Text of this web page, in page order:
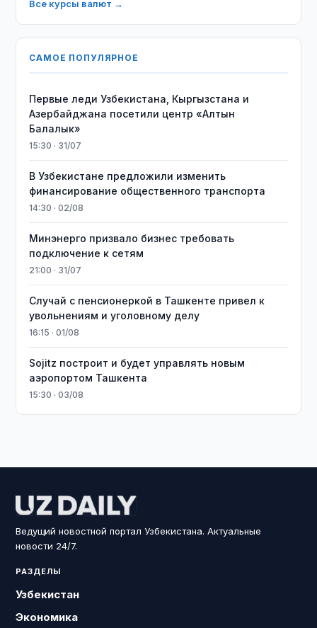
Все курсы валют →
САМОЕ ПОПУЛЯРНОЕ
Первые леди Узбекистана, Кыргызстана и
Азербайджана посетили центр «Алтын
Балалык»
15:30 · 31/07
В Узбекистане предложили изменить
финансирование общественного транспорта
14:30 · 02/08
Минэнерго призвало бизнес требовать
подключение к сетям
21:00 · 31/07
Случай с пенсионеркой в Ташкенте привел к
увольнениям и уголовному делу
16:15 · 01/08
Sojitz построит и будет управлять новым
аэропортом Ташкента
15:30 · 03/08
Ведущий новостной портал Узбекистана. Актуальные
новости 24/7.
РАЗДЕЛЫ
Узбекистан
Экономика